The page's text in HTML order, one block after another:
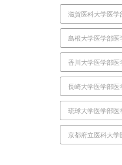
滋賀医科大学医学
島根大学医学部医
香川大学医学部医
長崎大学医学部医
琉球大学医学部医
京都府立医科大学